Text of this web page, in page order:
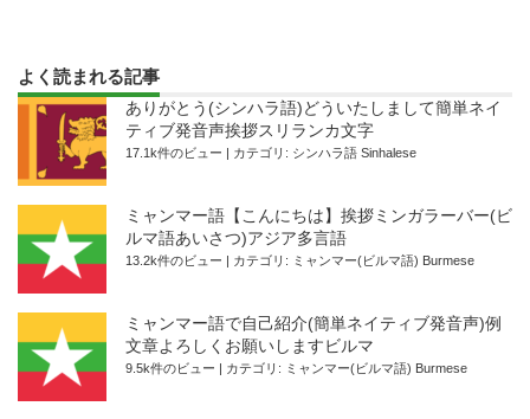
よく読まれる記事
ありがとう(シンハラ語)どういたしまして簡単ネイ
ティブ発音声挨拶スリランカ文字
17.1k件のビュー カテゴリ: シンハラ語 Sinhalese
ミャンマー語【こんにちは】挨拶ミンガラーバー(ビ
ルマ語あいさつ)アジア多言語
13.2k件のビュー カテゴリ: ミャンマー(ビルマ語) Burmese
ミャンマー語で自己紹介(簡単ネイティブ発音声)例
文章よろしくお願いしますビルマ
9.5k件のビュー カテゴリ: ミャンマー(ビルマ語) Burmese